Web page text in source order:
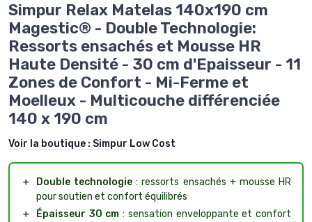
Simpur Relax Matelas 140x190 cm
Magestic® - Double Technologie:
Ressorts ensachés et Mousse HR
Haute Densité - 30 cm d'Epaisseur - 11
Zones de Confort - Mi-Ferme et
Moelleux - Multicouche différenciée
140 x 190 cm
Voir la boutique : Simpur Low Cost
＋ Double technologie : ressorts ensachés + mousse HR
pour soutien et confort équilibrés
＋
Épaisseur 30 cm : sensation enveloppante et confort